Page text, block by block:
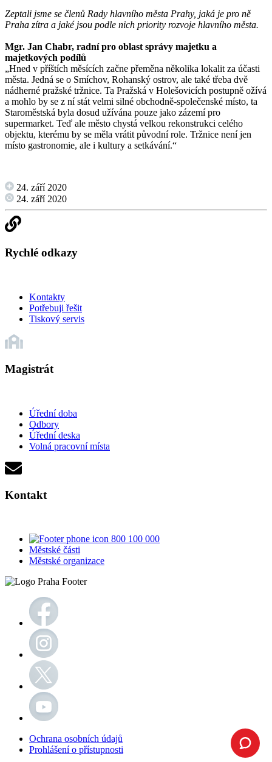
Zeptali jsme se členů Rady hlavního města Prahy, jaká je pro ně
Praha zítra a jaké jsou podle nich priority rozvoje hlavního města.
Mgr. Jan Chabr, radní pro oblast správy majetku a
majetkových podílů
„Hned v příštích měsících začne přeměna několika lokalit za účasti
města. Jedná se o Smíchov, Rohanský ostrov, ale také třeba dvě
nádherné pražské tržnice. Ta Pražská v Holešovicích postupně ožívá
a mohlo by se z ní stát velmi silné obchodně-společenské místo, ta
Staroměstská byla dosud užívána pouze jako zázemí pro
supermarket. Teď ale město chystá velkou rekonstrukci celého
objektu, kterému by se měla vrátit původní role. Tržnice není jen
místo gastronomie, ale i kultury a setkávání.“
24. září 2020
24. září 2020
Rychlé odkazy
Kontakty
Potřebuji řešit
Tiskový servis
Magistrát
Úřední doba
Odbory
Úřední deska
Volná pracovní místa
Kontakt
800 100 000
Městské části
Městské organizace
Ochrana osobních údajů
Prohlášení o přístupnosti